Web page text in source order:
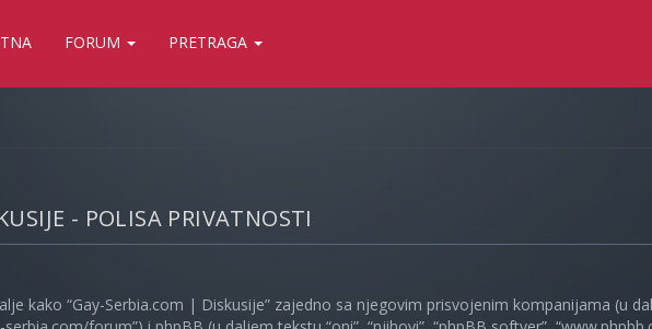
FORUM PRETRAGA
- POLISA PRIVATNOSTI
kako “Gay-Serbia.com | Diskusije” zajedno sa njegovim prisvojenim kompanijama (u